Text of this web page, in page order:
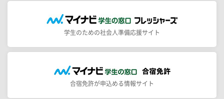
学生のための社会人準備応援サイト
合宿免許が申込める情報サイト